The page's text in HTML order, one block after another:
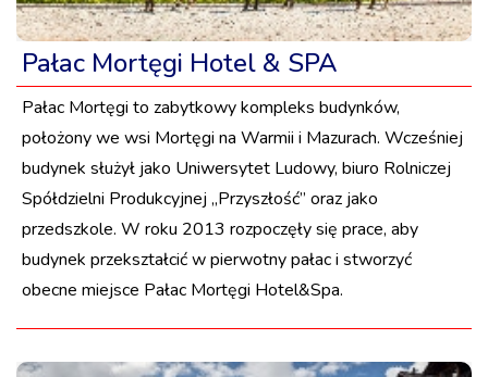
Pałac Mortęgi Hotel & SPA
Pałac Mortęgi to zabytkowy kompleks budynków,
położony we wsi Mortęgi na Warmii i Mazurach. Wcześniej
budynek służył jako Uniwersytet Ludowy, biuro Rolniczej
Spółdzielni Produkcyjnej „Przyszłość” oraz jako
przedszkole. W roku 2013 rozpoczęły się prace, aby
budynek przekształcić w pierwotny pałac i stworzyć
obecne miejsce Pałac Mortęgi Hotel&Spa.